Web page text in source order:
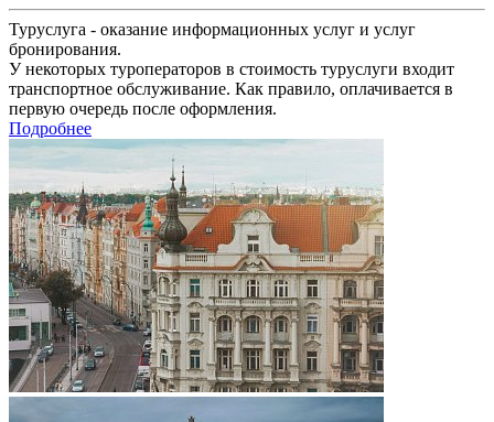
Туруслуга - оказание информационных услуг и услуг
бронирования.
У некоторых туроператоров в стоимость туруслуги входит
транспортное обслуживание. Как правило, оплачивается в
первую очередь после оформления.
Подробнее